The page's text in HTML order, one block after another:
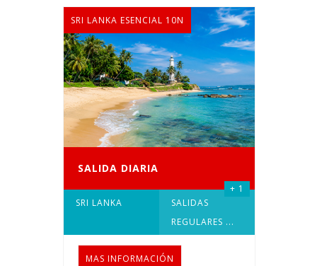
SRI LANKA ESENCIAL 10N
SALIDA DIARIA
SRI LANKA
SALIDAS
REGULARES ...
+ 1
MAS INFORMACIÓN